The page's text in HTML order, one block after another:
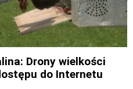
Drony wielkości
do Internetu